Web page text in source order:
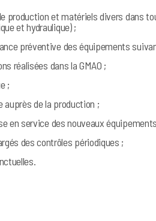
production et matériels divers dans
et hydraulique) ;
préventive des équipements
réalisées dans la GMAO ;
;
de la production ;
en service des nouveaux
des contrôles périodiques ;